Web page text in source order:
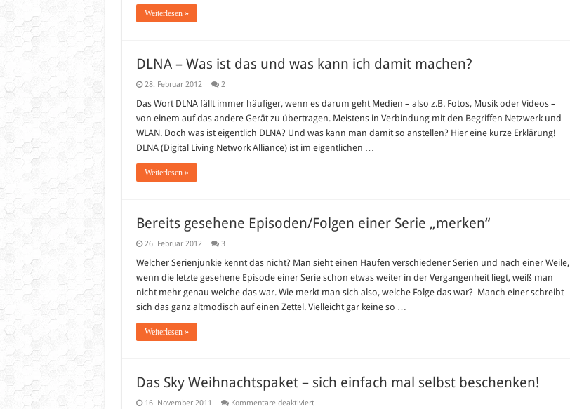
Weiterlesen »
DLNA – Was ist das und was kann ich damit machen?
28. Februar 2012 2
Das Wort DLNA fällt immer häufiger, wenn es darum geht Medien – also z.B. Fotos, Musik oder Videos –
von einem auf das andere Gerät zu übertragen. Meistens in Verbindung mit den Begriffen Netzwerk und
WLAN. Doch was ist eigentlich DLNA? Und was kann man damit so anstellen? Hier eine kurze Erklärung!
DLNA (Digital Living Network Alliance) ist im eigentlichen …
Weiterlesen »
Bereits gesehene Episoden/Folgen einer Serie „merken“
26. Februar 2012 3
Welcher Serienjunkie kennt das nicht? Man sieht einen Haufen verschiedener Serien und nach einer Weile,
wenn die letzte gesehene Episode einer Serie schon etwas weiter in der Vergangenheit liegt, weiß man
nicht mehr genau welche das war. Wie merkt man sich also, welche Folge das war? Manch einer schreibt
sich das ganz altmodisch auf einen Zettel. Vielleicht gar keine so …
Weiterlesen »
Das Sky Weihnachtspaket – sich einfach mal selbst beschenken!
16. November 2011 Kommentare deaktiviertfür